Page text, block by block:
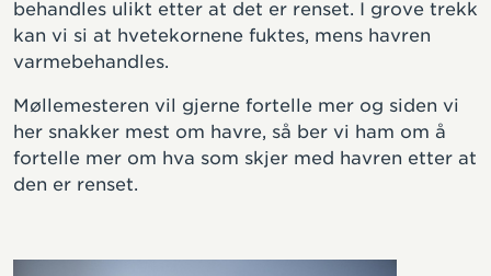
behandles ulikt etter at det er renset. I grove trekk
kan vi si at hvetekornene fuktes, mens havren
varmebehandles.
Møllemesteren vil gjerne fortelle mer og siden vi
her snakker mest om havre, så ber vi ham om å
fortelle mer om hva som skjer med havren etter at
den er renset.